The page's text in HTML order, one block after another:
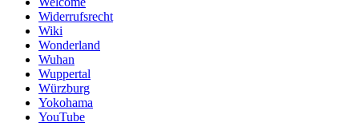
Widerrufsrecht
Wiki
Wonderland
Wuhan
Wuppertal
Würzburg
Yokohama
YouTube